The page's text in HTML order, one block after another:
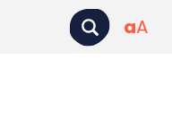
aA